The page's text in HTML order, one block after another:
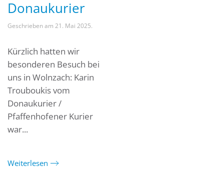
Donaukurier
Geschrieben am 21. Mai 2025.
Kürzlich hatten wir
besonderen Besuch bei
uns in Wolnzach: Karin
Trouboukis vom
Donaukurier /
Pfaffenhofener Kurier
war...
Weiterlesen